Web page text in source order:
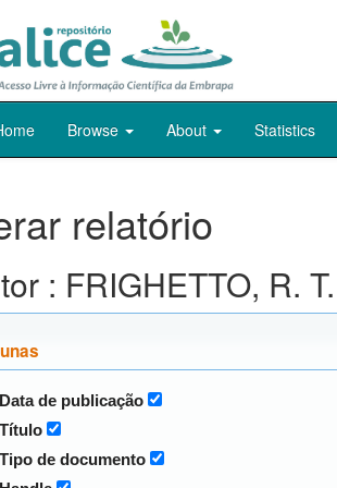
Browse About Statistics
relatório
: FRIGHETTO, R.
Data de publicação
Título
Tipo de documento